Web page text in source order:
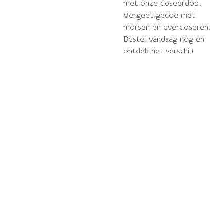
met onze doseerdop.
Vergeet gedoe met
morsen en overdoseren.
Bestel vandaag nog en
ontdek het verschil!